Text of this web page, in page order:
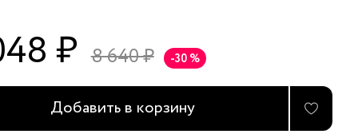
₽ 8 640 ₽ -30 %
Добавить в корзину